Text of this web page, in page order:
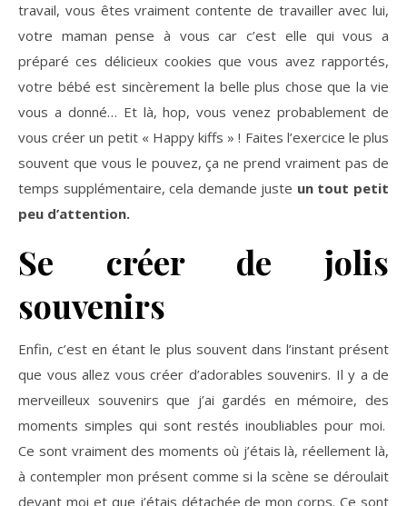
travail, vous êtes vraiment contente de travailler avec lui,
votre maman pense à vous car c’est elle qui vous a
préparé ces délicieux cookies que vous avez rapportés,
votre bébé est sincèrement la belle plus chose que la vie
vous a donné… Et là, hop, vous venez probablement de
vous créer un petit « Happy kiffs » ! Faites l’exercice le plus
souvent que vous le pouvez, ça ne prend vraiment pas de
temps supplémentaire, cela demande juste un tout petit
peu d’attention.
Se créer de jolis
souvenirs
Enfin, c’est en étant le plus souvent dans l’instant présent
que vous allez vous créer d’adorables souvenirs. Il y a de
merveilleux souvenirs que j’ai gardés en mémoire, des
moments simples qui sont restés inoubliables pour moi.
Ce sont vraiment des moments où j’étais là, réellement là,
à contempler mon présent comme si la scène se déroulait
devant moi et que j’étais détachée de mon corps. Ce sont